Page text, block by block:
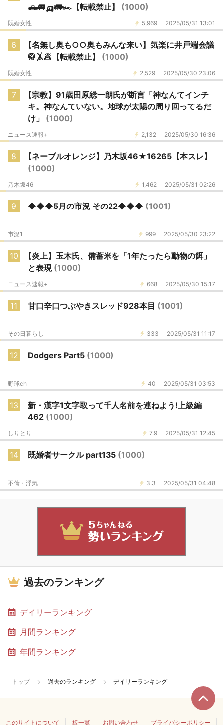
🛻🚐🛺🚛🏎️【転載禁止】 (1000)
5,969 2025/05/31 13:01
既婚女性
6
【名無し奥も○○奥もみんな来い】気楽に井戸端会議
🥋🤸🥟【転載禁止】 (1000)
2,529 2025/05/30 23:06
既婚女性
7
【宗教】91歳田原総一朗氏が断言「神なんてインチ
キ。神なんていない。地球が太陽の周り回ってるだ
け」 (1000)
2,132 2025/05/30 16:36
ニュース速報+
8
【ネーブルオレンジ】乃木坂46★16265【本スレ】
(1000)
1,462 2025/05/31 02:26
乃木坂46
9 ◆◆◆5月の市況 その22◆◆◆ (1001)
999 2025/05/30 23:22
市況1
10
【炎上】玉木氏、備蓄米を「1年たったら動物の餌」
と表現 (1000)
668 2025/05/30 15:17
ニュース速報+
11 甘口辛口つぶやきスレッド928本目 (1001)
333 2025/05/31 11:17
その日暮らし
12 Dodgers Part5 (1000)
40 2025/05/31 03:53
野球ch
13
新・漢字1文字取って千人名前を連ねよう!上級編
462 (1000)
7.9 2025/05/31 12:45
しりとり
14 既婚者サークル part135 (1000)
3.3 2025/05/31 04:48
不倫・浮気
過去のランキング
デイリーランキング
月間ランキング
年間ランキング
トップ 過去のランキング デイリーランキング
このサイトについて 板一覧 お問い合わせ プライバシーポリシー